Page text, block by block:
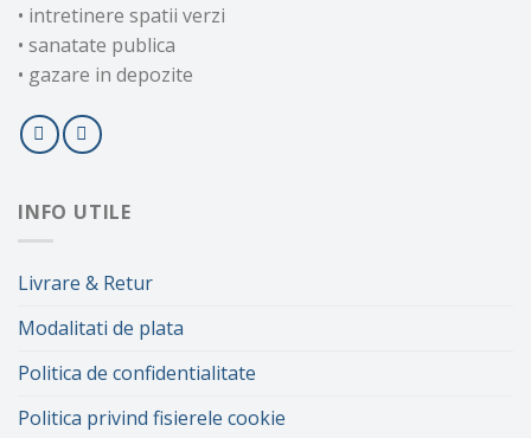
• intretinere spatii verzi
• sanatate publica
• gazare in depozite
INFO UTILE
Livrare & Retur
Modalitati de plata
Politica de confidentialitate
Politica privind fisierele cookie